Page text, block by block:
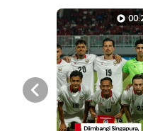
Prev